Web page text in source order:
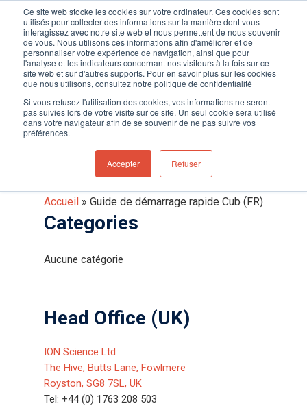
Ce site web stocke les cookies sur votre ordinateur. Ces cookies sont
utilisés pour collecter des informations sur la manière dont vous
interagissez avec notre site web et nous permettent de nous souvenir
de vous. Nous utilisons ces informations afin d'améliorer et de
personnaliser votre expérience de navigation, ainsi que pour
l'analyse et les indicateurs concernant nos visiteurs à la fois sur ce
site web et sur d'autres supports. Pour en savoir plus sur les cookies
que nous utilisons, consultez notre politique de confidentialité
Si vous refusez l'utilisation des cookies, vos informations ne seront
pas suivies lors de votre visite sur ce site. Un seul cookie sera utilisé
dans votre navigateur afin de se souvenir de ne pas suivre vos
préférences.
Accepter Refuser
Appuyez sur Entrée pour rechercher ou ESC
pour fermer
Guide de démarrage
rapide Cub (FR)
Accueil » Guide de démarrage rapide Cub (FR)
Categories
Aucune catégorie
Head Office (UK)
ION Science Ltd
The Hive, Butts Lane, Fowlmere
Royston, SG8 7SL, UK
Tel: +44 (0) 1763 208 503